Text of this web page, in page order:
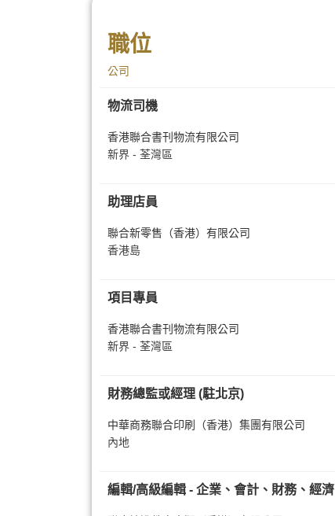
職位
公司
物流司機
香港聯合書刊物流有限公司
新界 - 荃灣區
助理店員
聯合新零售（香港）有限公司
香港島
項目專員
香港聯合書刊物流有限公司
新界 - 荃灣區
財務總監或經理 (駐北京)
中華商務聯合印刷（香港）集團有限公司
內地
編輯/高級編輯 - 企業、會計、財務、經濟